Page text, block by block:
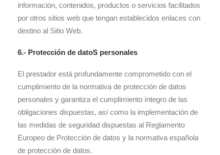
información, contenidos, productos o servicios facilitados
por otros sitios web que tengan establecidos enlaces con
destino al Sitio Web.
6.- Protección de datoS personales
El prestador está profundamente comprometido con el
cumplimiento de la normativa de protección de datos
personales y garantiza el cumplimiento íntegro de las
obligaciones dispuestas, así como la implementación de
las medidas de seguridad dispuestas al Reglamento
Europeo de Protección de datos y la normativa española
de protección de datos.